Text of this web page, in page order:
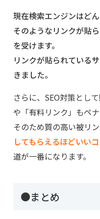
現在検索エンジンはど
そのようなリンクが貼
を受けます。
リンクが貼られている
きました。
さらに、SEO対策とし
や「有料リンク」もペ
そのため質の高い被リ
してもらえるほどいい
道が一番になります。
●まとめ